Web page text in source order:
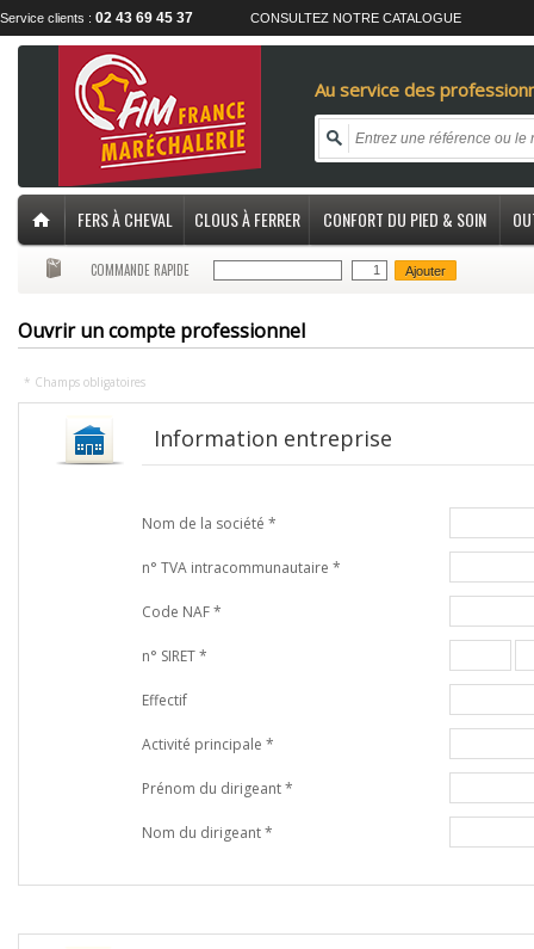
Service clients : 02 43 69 45 37 CONSULTEZ NOTRE CATALOGUE
Au service des
FERS À CHEVAL CLOUS À FERRER CONFORT DU PIED & SOIN
COMMANDE RAPIDE Ajouter
Ouvrir un compte professionnel
* Champs obligatoires
Information entreprise
Nom de la société *
n° TVA intracommunautaire *
Code NAF *
n° SIRET *
Effectif
Activité principale *
Prénom du dirigeant *
Nom du dirigeant *